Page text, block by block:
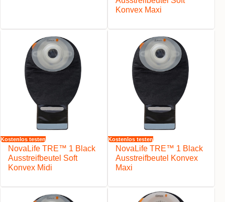
Konvex Maxi
Kostenlos testen
NovaLife TRE™ 1 Black
Ausstreifbeutel Soft
Konvex Midi
Kostenlos testen
NovaLife TRE™ 1 Black
Ausstreifbeutel Konvex
Maxi